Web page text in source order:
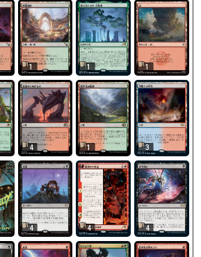
1 1 1
4 1 3
4 4 4